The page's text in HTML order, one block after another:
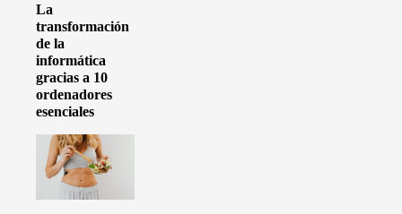
La
transformación
de la
informática
gracias a 10
ordenadores
esenciales